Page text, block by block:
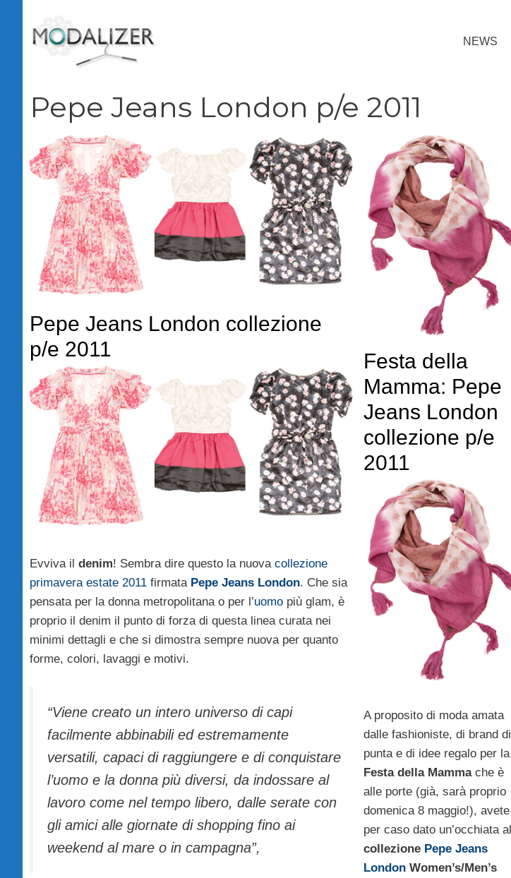
contenuto
NEWS
Pepe Jeans London p/e 2011
Pepe Jeans London collezione
p/e 2011
Evviva il denim! Sembra dire questo la nuova collezione
primavera estate 2011 firmata Pepe Jeans London. Che sia
pensata per la donna metropolitana o per l’uomo più glam, è
proprio il denim il punto di forza di questa linea curata nei
minimi dettagli e che si dimostra sempre nuova per quanto
forme, colori, lavaggi e motivi.
“Viene creato un intero universo di capi
facilmente abbinabili ed estremamente
versatili, capaci di raggiungere e di conquistare
l’uomo e la donna più diversi, da indossare al
lavoro come nel tempo libero, dalle serate con
gli amici alle giornate di shopping fino ai
weekend al mare o in campagna”,
Festa della
Mamma: Pepe
Jeans London
collezione p/e
2011
A proposito di moda amata
dalle fashioniste, di brand di
punta e di idee regalo per la
Festa della Mammache è
alle porte (già, sarà proprio
domenica 8 maggio!), avete
per caso dato un’occhiata
collezione Pepe Jeans
LondonWomen’s/Men’s